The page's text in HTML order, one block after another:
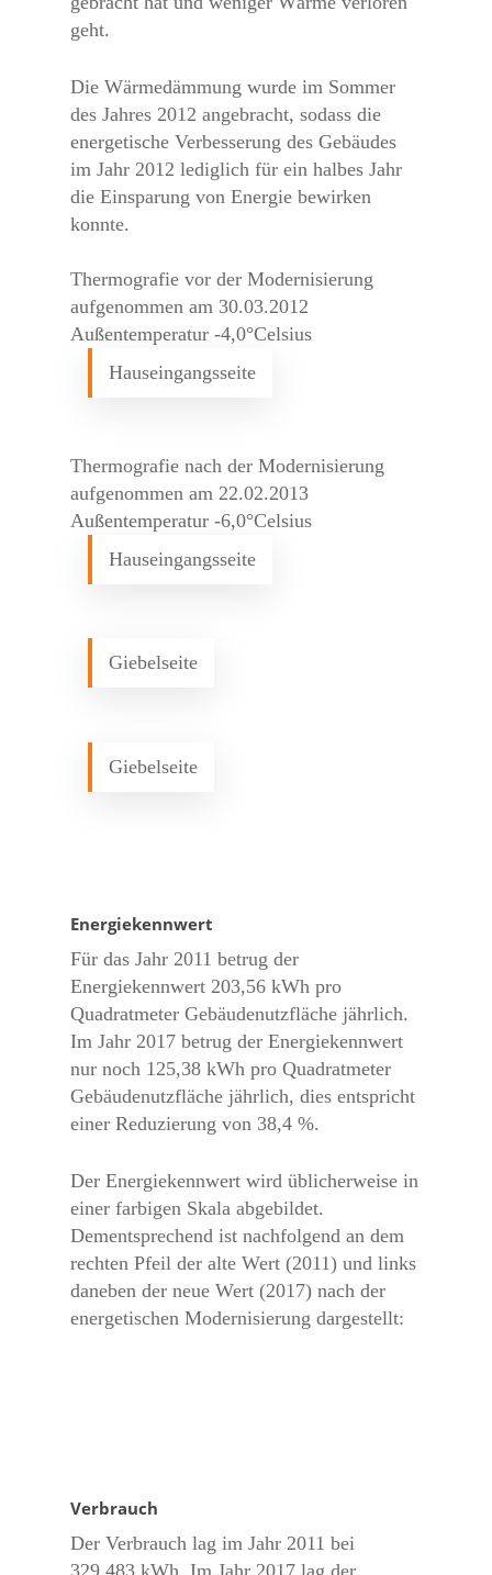
geht.
Die Wärmedämmung wurde im Sommer
des Jahres 2012 angebracht, sodass die
energetische Verbesserung des Gebäudes
im Jahr 2012 lediglich für ein halbes Jahr
die Einsparung von Energie bewirken
konnte.
Thermografie vor der Modernisierung
aufgenommen am 30.03.2012
Außentemperatur -4,0°Celsius
Hauseingangsseite
Thermografie nach der Modernisierung
aufgenommen am 22.02.2013
Außentemperatur -6,0°Celsius
Hauseingangsseite
Giebelseite
Giebelseite
Energiekennwert
Für das Jahr 2011 betrug der
Energiekennwert 203,56 kWh pro
Quadratmeter Gebäudenutzfläche jährlich.
Im Jahr 2017 betrug der Energiekennwert
nur noch 125,38 kWh pro Quadratmeter
Gebäudenutzfläche jährlich, dies entspricht
einer Reduzierung von 38,4 %.
Der Energiekennwert wird üblicherweise in
einer farbigen Skala abgebildet.
Dementsprechend ist nachfolgend an dem
rechten Pfeil der alte Wert (2011) und links
daneben der neue Wert (2017) nach der
energetischen Modernisierung dargestellt:
Verbrauch
Der Verbrauch lag im Jahr 2011 bei
329.483 kWh. Im Jahr 2017 lag der